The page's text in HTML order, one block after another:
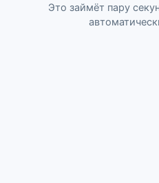
Это займёт пару